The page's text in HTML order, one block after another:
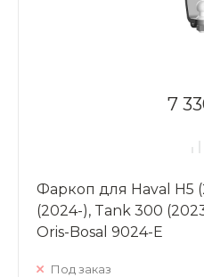
7
Фаркоп для Haval H5
(2024-), Tank 300
Oris-Bosal 9024-E
Под заказ